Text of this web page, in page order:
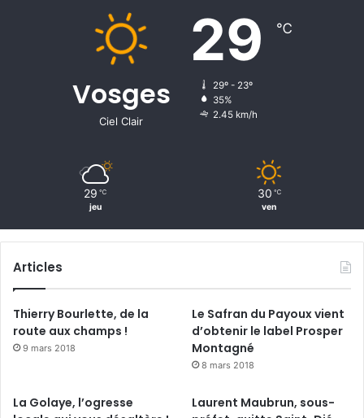
Vosges
Ciel Clair
29 ℃
29º - 23º
35%
2.45 km/h
29 ℃
jeu
30 ℃
ven
Articles
Thierry Bourlette, de la
route aux champs !
9 mars 2018
Le Safran du Payoux vient
d’obtenir le label Prosper
Montagné
8 mars 2018
La Golaye, l’ogresse
Laurent Maubrun, sous-